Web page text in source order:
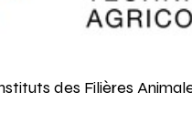
des Filières